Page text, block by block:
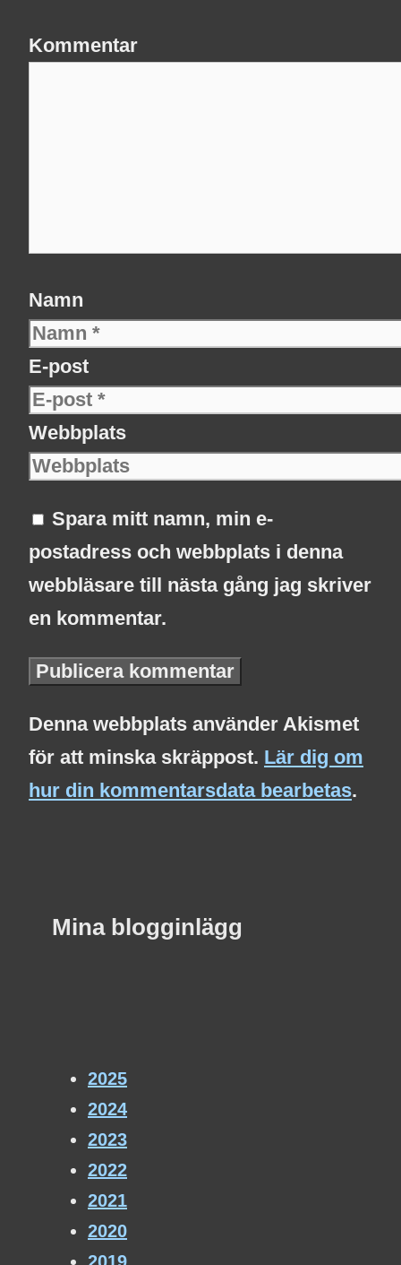
Kommentar
Namn
E-post
Webbplats
Spara mitt namn, min e-
postadress och webbplats i denna
webbläsare till nästa gång jag skriver
en kommentar.
Denna webbplats använder Akismet
för att minska skräppost. Lär dig om
hur din kommentarsdata bearbetas.
Mina blogginlägg
2025
2024
2023
2022
2021
2020
2019